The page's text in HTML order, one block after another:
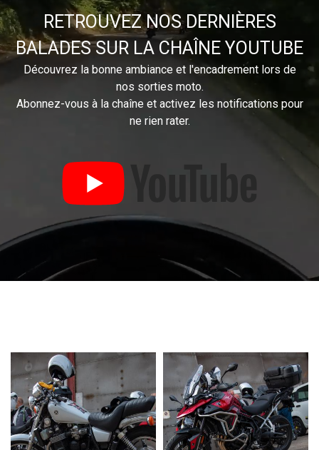
RETROUVEZ NOS DERNIÈRES
BALADES SUR LA CHAÎNE YOUTUBE
Découvrez la bonne ambiance et l'encadrement lors de
nos sorties moto.
Abonnez-vous à la chaîne et activez les notifications pour
ne rien rater.